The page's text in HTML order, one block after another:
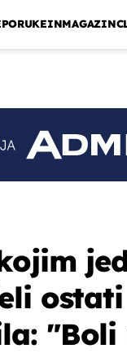
INMAGAZIN
ostati
"Boli